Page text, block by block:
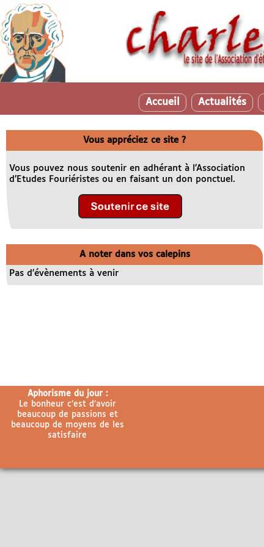
Accueil Actualités
Vous appréciez ce site ?
Vous pouvez nous soutenir en adhérant à l’Association
d’Etudes Fouriéristes ou en faisant un don ponctuel.
A noter dans vos calepins
Pas d’évènements à venir
Aphorisme du jour :
Le bonheur c’est d’avoir
beaucoup de passions et
beaucoup de moyens de les
satisfaire